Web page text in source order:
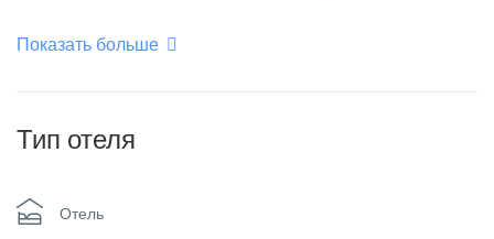
Детская площадка
Паркинг
Показать больше
Тип отеля
Отель